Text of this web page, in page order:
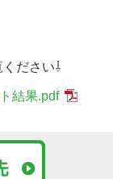
ださい⇩
結果.pdf